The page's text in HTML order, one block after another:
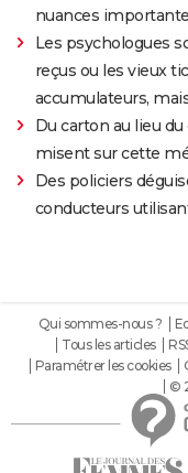
nuances
Les psychologues
reçus ou les vieux
accumulateurs,
Du carton au lieu
misent sur cette
Des policiers
conducteurs
Qui sommes-nous ?
Tous les articles
Paramétrer les cookies
©